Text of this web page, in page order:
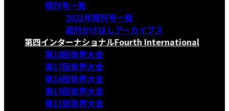
既刊号一覧
2021年既刊号一覧
週刊かけはしアーカイブス
第四インターナショナルFourth International
第18回世界大会
第17回世界大会
第16回世界大会
第15回世界大会
第11回世界大会